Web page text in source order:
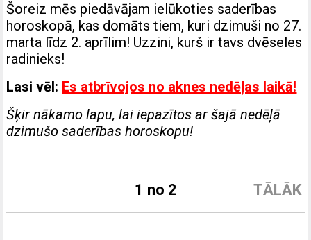
Šoreiz mēs piedāvājam ielūkoties saderības
horoskopā, kas domāts tiem, kuri dzimuši no 27.
marta līdz 2. aprīlim! Uzzini, kurš ir tavs dvēseles
radinieks!
Lasi vēl: Es atbrīvojos no aknes nedēļas laikā!
Šķir nākamo lapu, lai iepazītos ar šajā nedēļā
dzimušo saderības horoskopu!
TĀLĀK
1 no 2